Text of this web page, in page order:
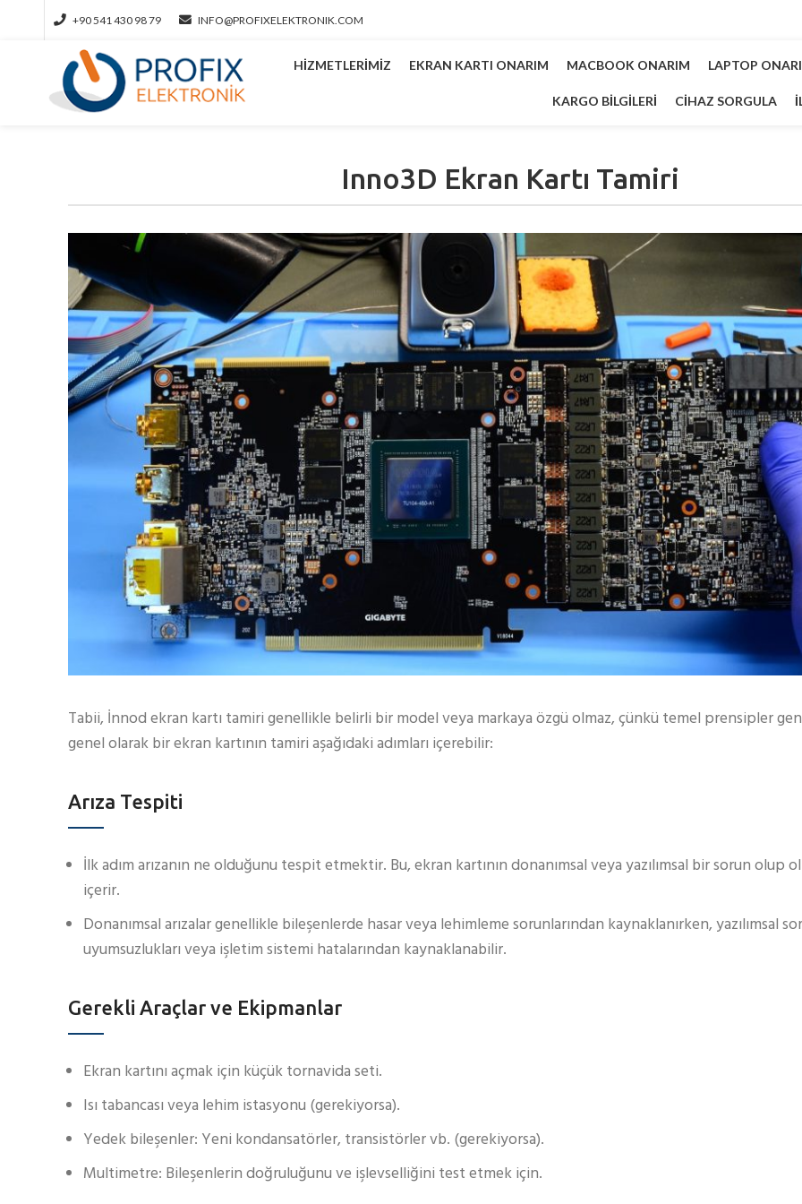
+90 541 430 98 79 INFO@PROFIXELEKTRONIK.COM
HIZMETLERIMIZ EKRAN KARTI ONARIM MACBOOK ONARIM LAPTOP
KARGO BILGILERI CIHAZ SORGULA
Inno3D Ekran Kartı Tamiri
Tabii, İnnod ekran kartı tamiri genellikle belirli bir model veya markaya özgü olmaz, çünkü temel prensipler
genel olarak bir ekran kartının tamiri aşağıdaki adımları içerebilir:
Arıza Tespiti
İlk adım arızanın ne olduğunu tespit etmektir. Bu, ekran kartının donanımsal veya yazılımsal bir sorun olup
içerir.
Donanımsal arızalar genellikle bileşenlerde hasar veya lehimleme sorunlarından kaynaklanırken, yazılımsal
uyumsuzlukları veya işletim sistemi hatalarından kaynaklanabilir.
Gerekli Araçlar ve Ekipmanlar
Ekran kartını açmak için küçük tornavida seti.
Isı tabancası veya lehim istasyonu (gerekiyorsa).
Yedek bileşenler: Yeni kondansatörler, transistörler vb. (gerekiyorsa).
Multimetre: Bileşenlerin doğruluğunu ve işlevselliğini test etmek için.